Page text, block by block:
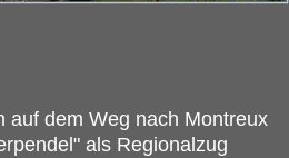
auf dem Weg nach Montreux
als Regionalzug